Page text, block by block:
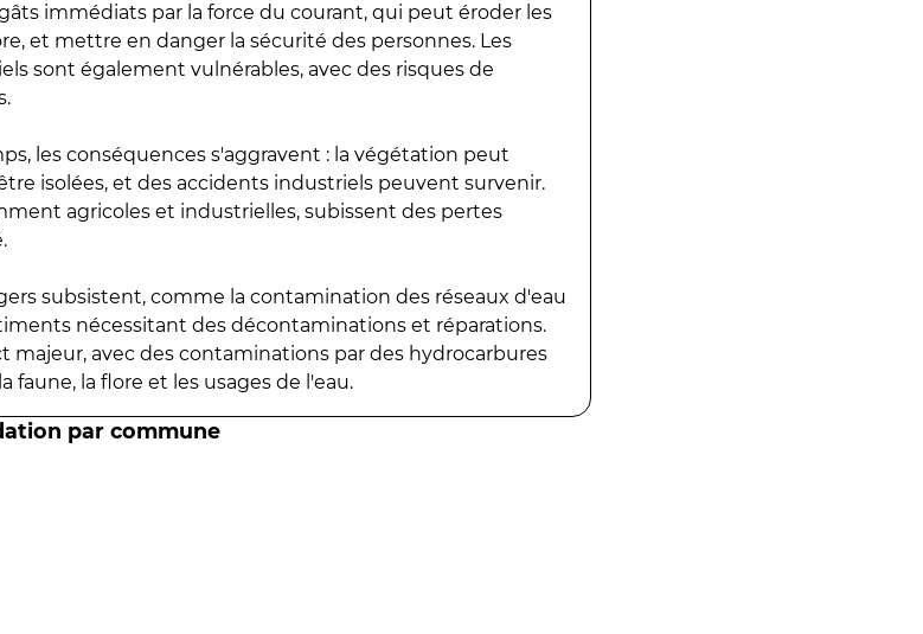
immédiats par la force du courant, qui peut éroder les
et mettre en danger la sécurité des personnes. Les
sont également vulnérables, avec des risques de
les conséquences s'aggravent : la végétation peut
isolées, et des accidents industriels peuvent survenir.
agricoles et industrielles, subissent des pertes
subsistent, comme la contamination des réseaux d'eau
nécessitant des décontaminations et réparations.
majeur, avec des contaminations par des hydrocarbures
faune, la flore et les usages de l'eau.
par commune